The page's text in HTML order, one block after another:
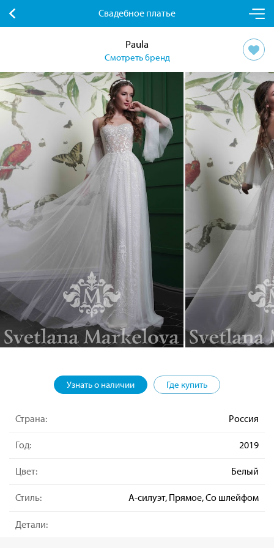
Свадебное платье
Paula
Смотреть бренд
Узнать о наличии Где купить
Страна: Россия
Год: 2019
Цвет: Белый
Стиль: А-силуэт, Прямое, Со шлейфом
Детали: